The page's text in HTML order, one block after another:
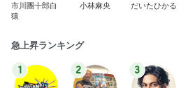
市川團十郎白
猿
小林麻央 だいたひかる
急上昇ランキング
1 2 3